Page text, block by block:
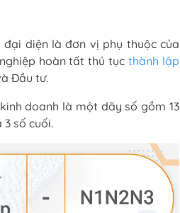
đại diện là đơn vị phụ thuộc của
hoàn tất thủ tụcthành lập
Đầu tư.
doanh là một dãy số gồm 13
số cuối.